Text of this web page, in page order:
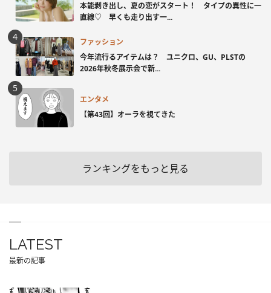
本能剥き出し、夏の恋がスタート！ タイプの異性に一
直線♡ 早くも走り出す一...
ファッション
今年流行るアイテムは？ ユニクロ、GU、PLSTの
2026年秋冬展示会で新...
エンタメ
【第43回】オーラを視てきた
ランキングをもっと見る
LATEST
最新の記事